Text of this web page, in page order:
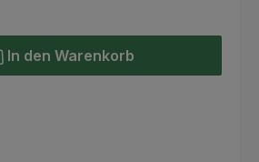
ein oder benutze die Schaltflächen
In den Warenkorb